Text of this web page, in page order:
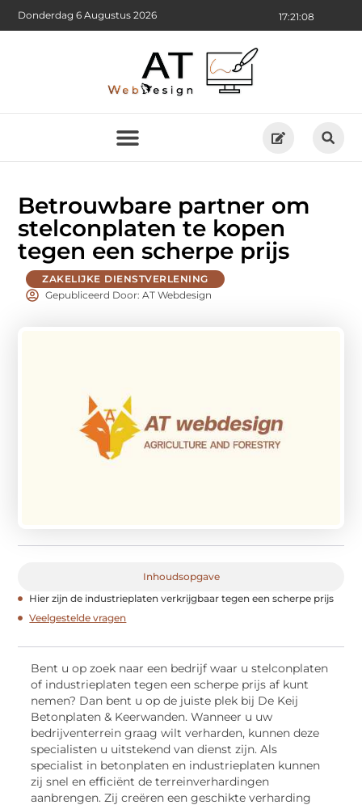
17:21:10
Donderdag 6 Augustus 2026
Betrouwbare partner om
stelconplaten te kopen
tegen een scherpe prijs
ZAKELIJKE DIENSTVERLENING
Gepubliceerd Door: AT Webdesign
Inhoudsopgave
Hier zijn de industrieplaten verkrijgbaar tegen een scherpe prijs
Veelgestelde vragen
Bent u op zoek naar een bedrijf waar u stelconplaten
of industrieplaten tegen een scherpe prijs af kunt
nemen? Dan bent u op de juiste plek bij De Keij
Betonplaten & Keerwanden. Wanneer u uw
bedrijventerrein graag wilt verharden, kunnen deze
specialisten u uitstekend van dienst zijn. Als
specialist in betonplaten en industrieplaten kunnen
zij snel en efficiënt de terreinverhardingen
aanbrengen. Zij creëren een geschikte verharding